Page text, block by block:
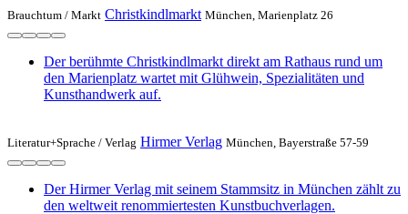
Brauchtum / Markt Christkindlmarkt München, Marienplatz 26
Der berühmte Christkindlmarkt direkt am Rathaus rund um
den Marienplatz wartet mit Glühwein, Spezialitäten und
Kunsthandwerk auf.
Literatur+Sprache / Verlag Hirmer Verlag München, Bayerstraße 57-59
Der Hirmer Verlag mit seinem Stammsitz in München zählt zu
den weltweit renommiertesten Kunstbuchverlagen.